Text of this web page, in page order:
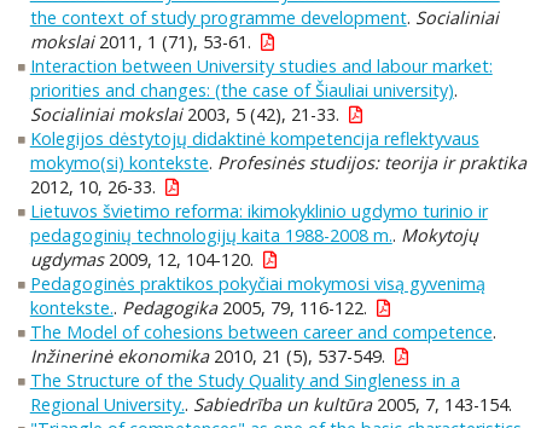
the context of study programme development. Socialiniai
mokslai2011, 1 (71), 53-61.
Interaction between University studies and labour market:
priorities and changes: (the case of Šiauliai university).
Socialiniai mokslai2003, 5 (42), 21-33.
Kolegijos dėstytojų didaktinė kompetencija reflektyvaus
mokymo(si) kontekste. Profesinės studijos: teorija ir praktika
2012, 10, 26-33.
Lietuvos švietimo reforma: ikimokyklinio ugdymo turinio ir
pedagoginių technologijų kaita 1988-2008 m.. Mokytojų
ugdymas2009, 12, 104-120.
Pedagoginės praktikos pokyčiai mokymosi visą gyvenimą
kontekste.. Pedagogika2005, 79, 116-122.
The Model of cohesions between career and competence.
Inžinerinė ekonomika2010, 21 (5), 537-549.
The Structure of the Study Quality and Singleness in a
Regional University.. Sabiedrība un kultūra2005, 7, 143-154.